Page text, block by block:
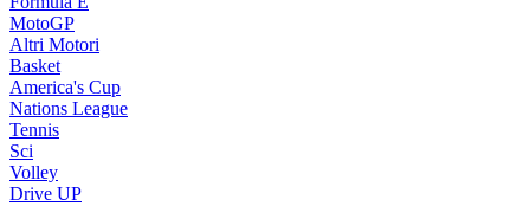
MotoGP
Altri Motori
Basket
America's Cup
Nations League
Tennis
Sci
Volley
Drive UP